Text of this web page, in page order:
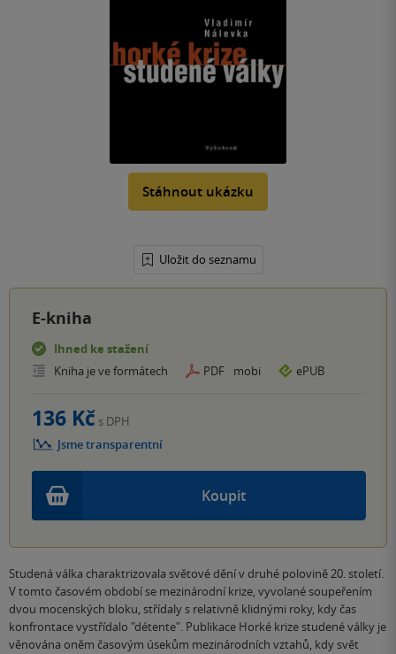
Stáhnout ukázku
Uložit do seznamu
E-kniha
Ihned ke stažení
Kniha je ve formátech
PDF mobi ePUB
Koupit
136 Kč s DPH
Jsme transparentní
Studená válka charaktrizovala světové dění v druhé polovině 20. století.
V tomto časovém období se mezinárodní krize, vyvolané soupeřením
dvou mocenských bloku, střídaly s relativně klidnými roky, kdy čas
konfrontace vystřídalo "détente". Publikace Horké krize studené války je
věnována oněm časovým úsekům mezinárodních vztahů, kdy svět